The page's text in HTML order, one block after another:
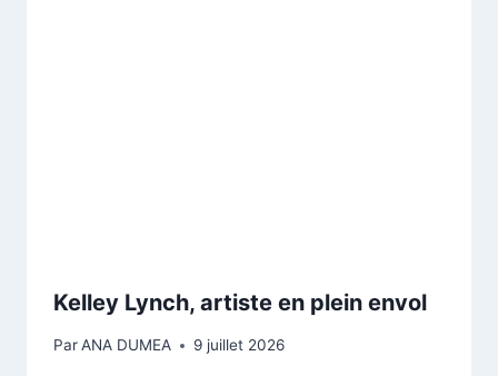
Kelley Lynch, artiste en plein envol
ParANA DUMEA 9 juillet 2026